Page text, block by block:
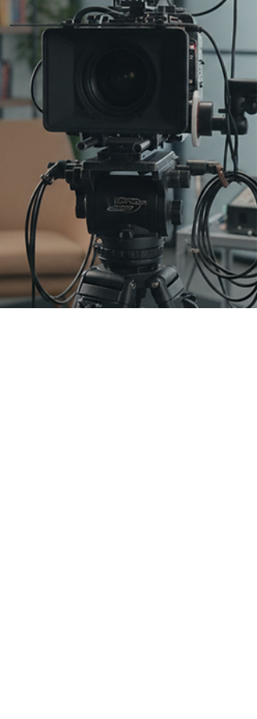
בצורה אמינה ומרגשת. צריך ליצור תוכן ויזואלי
שמדבר אל הלב של התורמים והשותפים
הפוטנציאליים. לאורך 25 שנות ניסיון, אנחנו
בחברת אלי לוי הפקות ליווינו ארגונים רבים
בתהליך הפקת סרטים, והיום אני רוצה לשתף
אתכם איך סרט לגיוס כספים עובד, מה
ואיך אפשר להפיק ממנו את המקסימום. הפקת
סרט לגיוס כספים - מה זה בעצם? סרט לגיוס
כספים צריך להראות את ההשפעה ש